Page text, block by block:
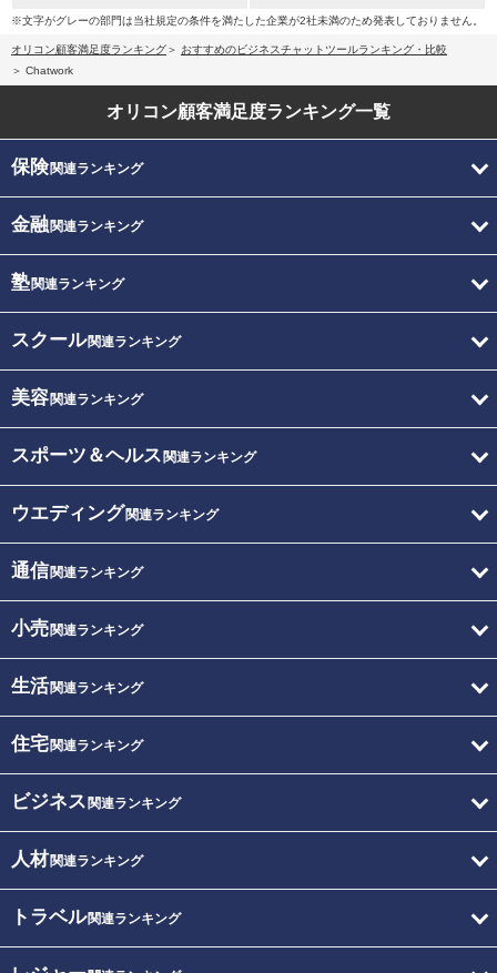
※文字がグレーの部門は当社規定の条件を満たした企業が2社未満のため発表しておりません。
オリコン顧客満足度ランキング
おすすめのビジネスチャットツールランキング・比較
Chatwork
オリコン顧客満足度ランキング一覧
保険関連ランキング
金融関連ランキング
塾関連ランキング
スクール関連ランキング
美容関連ランキング
スポーツ＆ヘルス 関連ランキング
ウエディング関連ランキング
通信関連ランキング
小売関連ランキング
生活関連ランキング
住宅関連ランキング
ビジネス 関連ランキング
人材関連ランキング
トラベル関連ランキング